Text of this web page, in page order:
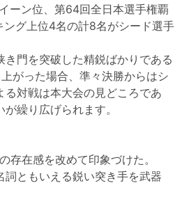
ーン位、第64回全日本選手権覇
グ上位4名の計8名がシード選手
門を突破した精鋭ばかりである
がった場合、準々決勝からはシ
対戦は本大会の見どころであ
繰り広げられます。
存在感を改めて印象づけた。
ともいえる鋭い突き手を武器